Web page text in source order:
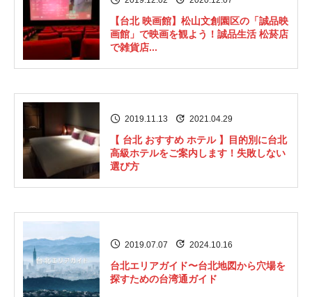
【台北 映画館】松山文創園区の「誠品映
画館」で映画を観よう！誠品生活 松菸店
で雑貨店...
2019.11.13 2021.04.29
【 台北 おすすめ ホテル 】目的別に台北
高級ホテルをご案内します！失敗しない
選び方
2019.07.07 2024.10.16
台北エリアガイド〜台北地図から穴場を
探すための台湾通ガイド